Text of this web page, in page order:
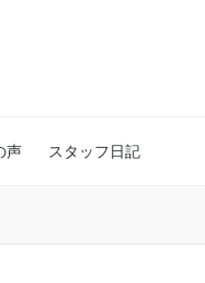
声 スタッフ日記